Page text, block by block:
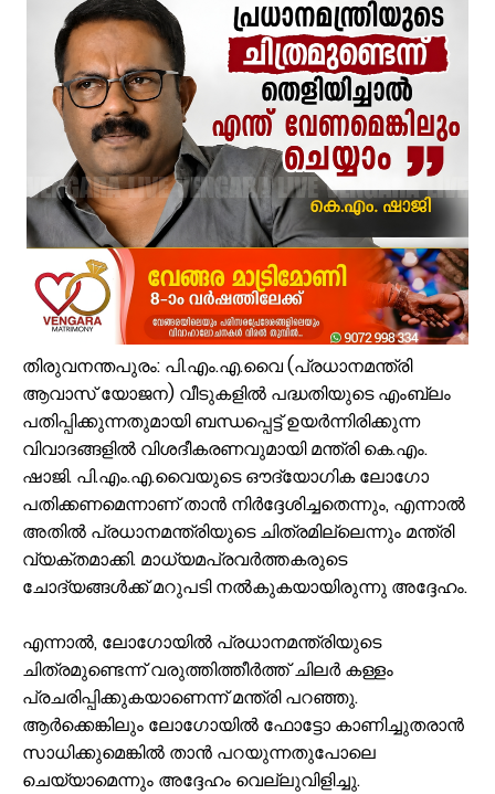
വിവരാവകാശ നിയമപ്രകാരം വിവരം സൗജന്യമായി നൽകണം;
അതിശക്തമായ മഴ തുടരും; എട്ട് ജില്ലകളിൽ റെഡ് അലർട്ട്
മൊബൈല്‍ ഉപയോക്താക്കള്‍ക്ക് തിരിച്ചടി; നിരക്കുകള്‍ വീണ്ടും
രക്ഷാപ്രവർത്തനത്തിനിടെ കാര്യങ്കോട്
പ്രളയക്കെടുതി പ്രതിരോധം: വേങ്ങര പഞ്ചായപ്പിൽ സന്നദ്ധ
വേങ്ങര ജി.വി.എച്ച്.എസ്.എസിന് സമീപം റോഡരികിലെ പഴയ
ഓണം അടുത്തെത്തി; ഏത്തപ്പഴത്തിന് പൊള്ളുന്ന വില നാൽപതിൽനിന്ന്
വേങ്ങരയിൽ വെള്ളക്കെട്ട് രൂക്ഷം; ദുരിതബാധിതർക്ക് ആശ്വാസവുമായി
സര്‍ക്കിള്‍ ഓഫീസ് തിരൂരങ്ങാടിയില്‍ തന്നെ; പുനരാരംഭത്തിന്
പാണക്കാട്ടെ മണ്ണിടിച്ചിൽ; സ്ഫോടക വസ്‌തു ഉപയോഗിച്ചത്
തിരുവനന്തപുരം: പി.എം.എ.വൈ (പ്രധാനമന്ത്രി
ആവാസ് യോജന) വീടുകളിൽ പദ്ധതിയുടെ എംബ്ലം
പതിപ്പിക്കുന്നതുമായി ബന്ധപ്പെട്ട് ഉയർന്നിരിക്കുന്ന
വിവാദങ്ങളിൽ വിശദീകരണവുമായി മന്ത്രി കെ.എം.
ഷാജി. പി.എം.എ.വൈയുടെ ഔദ്യോഗിക ലോഗോ
പതിക്കണമെന്നാണ് താൻ നിർദ്ദേശിച്ചതെന്നും, എന്നാൽ
അതിൽ പ്രധാനമന്ത്രിയുടെ ചിത്രമില്ലെന്നും മന്ത്രി
വ്യക്തമാക്കി. മാധ്യമപ്രവർത്തകരുടെ
ചോദ്യങ്ങൾക്ക് മറുപടി നൽകുകയായിരുന്നു അദ്ദേഹം.
എന്നാൽ, ലോഗോയിൽ പ്രധാനമന്ത്രിയുടെ
ചിത്രമുണ്ടെന്ന് വരുത്തിത്തീർത്ത് ചിലർ കള്ളം
പ്രചരിപ്പിക്കുകയാണെന്ന് മന്ത്രി പറഞ്ഞു.
ആർക്കെങ്കിലും ലോഗോയിൽ ഫോട്ടോ കാണിച്ചുതരാൻ
സാധിക്കുമെങ്കിൽ താൻ പറയുന്നതുപോലെ
ചെയ്യാമെന്നും അദ്ദേഹം വെല്ലുവിളിച്ചു.